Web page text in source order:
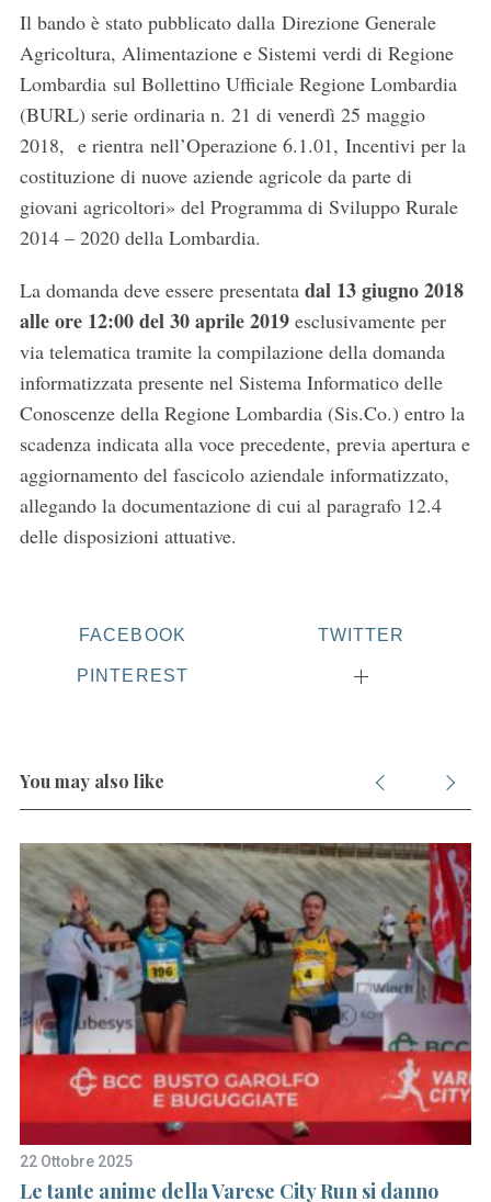
Il bando è stato pubblicato dalla Direzione Generale
Agricoltura, Alimentazione e Sistemi verdi di Regione
Lombardia sul Bollettino Ufficiale Regione Lombardia
(BURL) serie ordinaria n. 21 di venerdì 25 maggio
2018, e rientra nell’Operazione 6.1.01, Incentivi per la
costituzione di nuove aziende agricole da parte di
giovani agricoltori» del Programma di Sviluppo Rurale
2014 – 2020 della Lombardia.
La domanda deve essere presentata dal 13 giugno 2018
alle ore 12:00 del 30 aprile 2019esclusivamente per
via telematica tramite la compilazione della domanda
informatizzata presente nel Sistema Informatico delle
Conoscenze della Regione Lombardia (Sis.Co.) entro la
scadenza indicata alla voce precedente, previa apertura e
aggiornamento del fascicolo aziendale informatizzato,
allegando la documentazione di cui al paragrafo 12.4
delle disposizioni attuative.
FACEBOOK TWITTER
PINTEREST
You may also like
22 Ottobre 2025
Le tante anime della Varese City Run si danno
S
e
a
h
f